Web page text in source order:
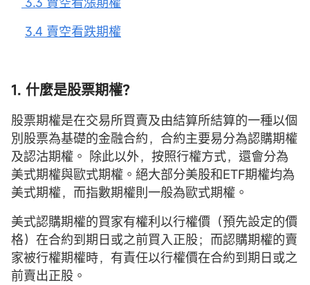
3.4 賣空看跌期權
1. 什麼是股票期權？
股票期權是在交易所買賣及由結算所結算的一種以個
別股票為基礎的金融合約，合約主要易分為認購期權
及認沽期權。 除此以外，按照行權方式，還會分為
美式期權與歐式期權。絕大部分美股和ETF期權均為
美式期權，而指數期權則一般為歐式期權。
美式認購期權的買家有權利以行權價（預先設定的價
格）在合約到期日或之前買入正股；而認購期權的賣
家被行權期權時，有責任以行權價在合約到期日或之
前賣出正股。